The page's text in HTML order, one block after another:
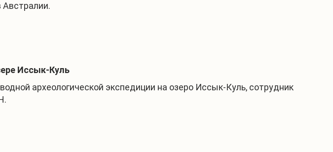
Иссык-Куль
археологической экспедиции на озеро Иссык-Куль, сотрудник